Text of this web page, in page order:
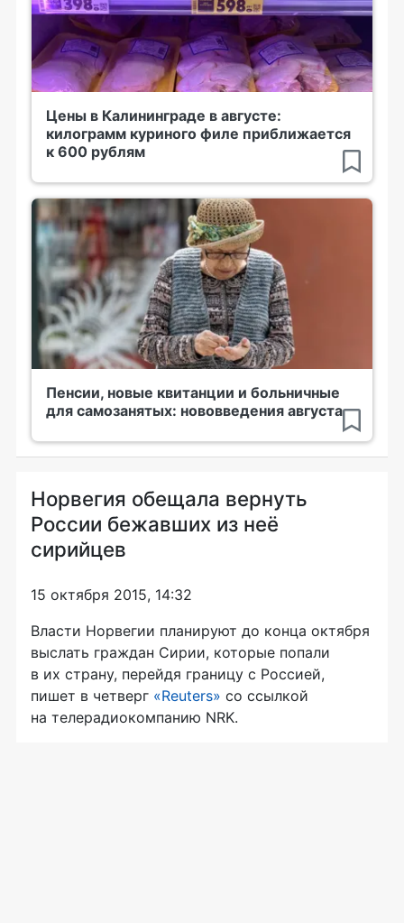
Цены в Калининграде в августе:
килограмм куриного филе приближается
к 600 рублям
Пенсии, новые квитанции и больничные
для самозанятых: нововведения августа
Норвегия обещала вернуть
России бежавших из неё
сирийцев
15 октября 2015, 14:32
Власти Норвегии планируют до конца октября
выслать граждан Сирии, которые попали
в их страну, перейдя границу с Россией,
пишет в четверг «Reuters» со ссылкой
на телерадиокомпанию NRK.